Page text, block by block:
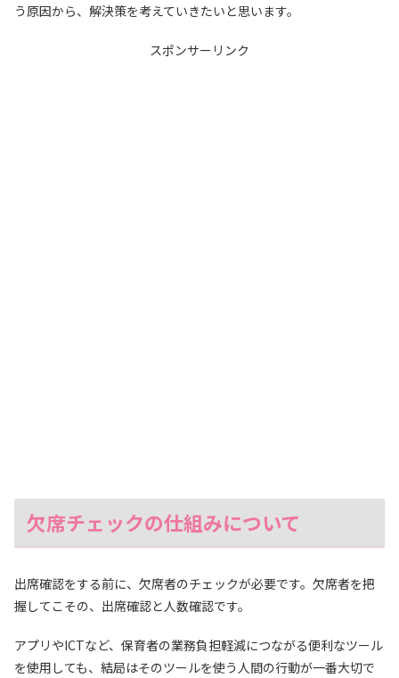
う原因から、解決策を考えていきたいと思います。
スポンサーリンク
欠席チェックの仕組みについて
出席確認をする前に、欠席者のチェックが必要です。欠席者を把
握してこその、出席確認と人数確認です。
アプリやICTなど、保育者の業務負担軽減につながる便利なツール
を使用しても、結局はそのツールを使う人間の行動が一番大切で